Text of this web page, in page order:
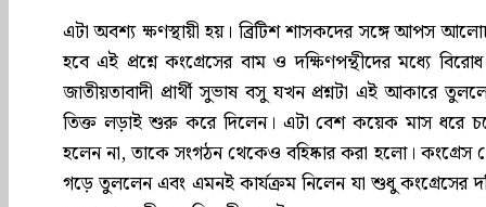
এটা অবশ্য ক্ষণস্থায়ী হয়। ব্রিটিশ শাসকদের সঙ্গে আপস
হবে এই প্রশ্নে কংগ্রেসের বাম ও দক্ষিণপন্থীদের মধ্যে
জাতীয়তাবাদী প্রার্থী সুভাষ বসু যখন প্রশ্নটা এই আকারে
তিক্ত লড়াই শুরু করে দিলেন। এটা বেশ কয়েক মাস ধরে
হলেন না, তাকে সংগঠন থেকেও বহিষ্কার করা হলো।
গড়ে তুললেন এবং এমনই কার্যক্রম নিলেন যা শুধু কংগ্রেসের